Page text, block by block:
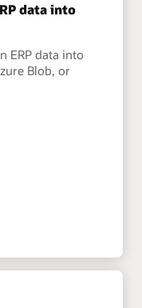
data into
ERP data into
Blob, or